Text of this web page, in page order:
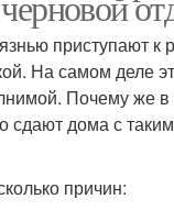
приступают к
На самом деле
Почему же
сдают дома с
причин: